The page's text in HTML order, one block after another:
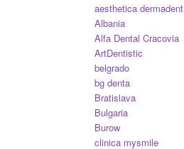
aesthetica dermadent
Albania
Alfa Dental Cracovia
ArtDentistic
belgrado
bg denta
Bratislava
Bulgaria
Burow
clinica mysmile